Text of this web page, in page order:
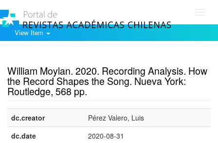
View Item
William Moylan. 2020. Recording Analysis. How
the Record Shapes the Song. Nueva York:
Routledge, 568 pp.
dc.creator
Pérez Valero, Luis
dc.date
2020-08-31